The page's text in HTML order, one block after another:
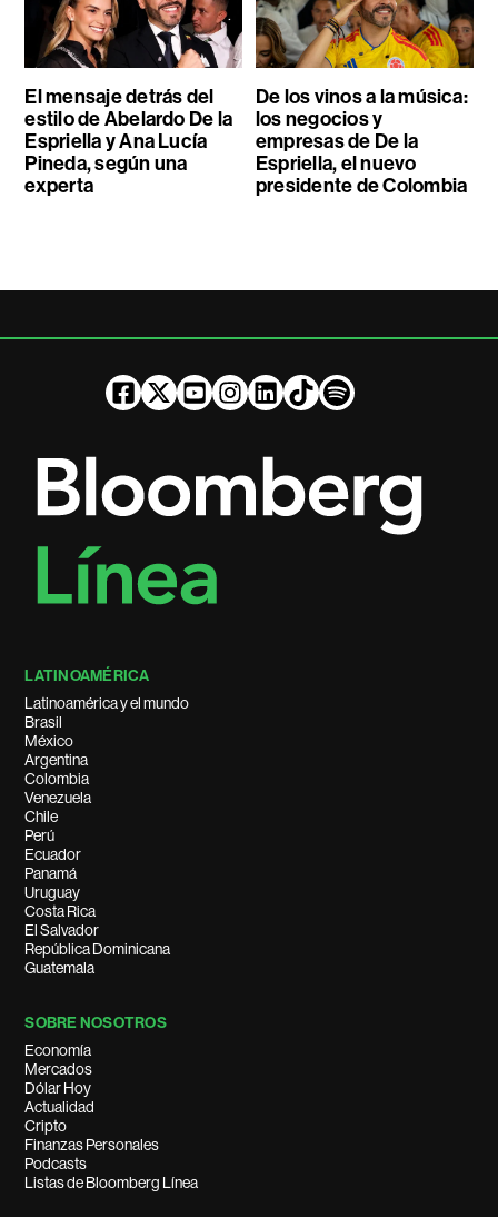
El mensaje detrás del
estilo de Abelardo De la
Espriella y Ana Lucía
Pineda, según una
experta
De los vinos a la música:
los negocios y
empresas de De la
Espriella, el nuevo
presidente de Colombia
LATINOAMÉRICA
Latinoamérica y el mundo
Brasil
México
Argentina
Colombia
Venezuela
Chile
Perú
Ecuador
Panamá
Uruguay
Costa Rica
El Salvador
República Dominicana
Guatemala
SOBRE NOSOTROS
Economía
Mercados
Dólar Hoy
Actualidad
Cripto
Finanzas Personales
Podcasts
Listas de Bloomberg Línea